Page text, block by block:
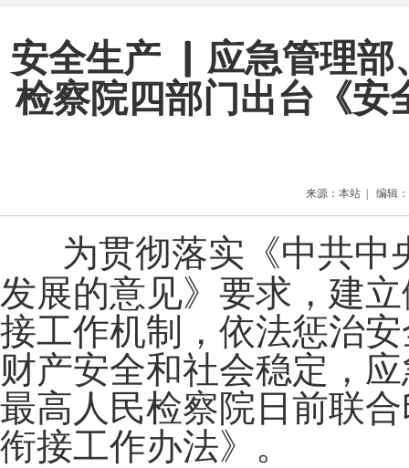
安全生产 ▏应急管理部
检察院四部门出台《安
来源：本站 | 编辑
为贯彻落实《中共中
发展的意见》要求，建
接工作机制，依法惩治
财产安全和社会稳定，
最高人民检察院日前联
衔接工作办法》。